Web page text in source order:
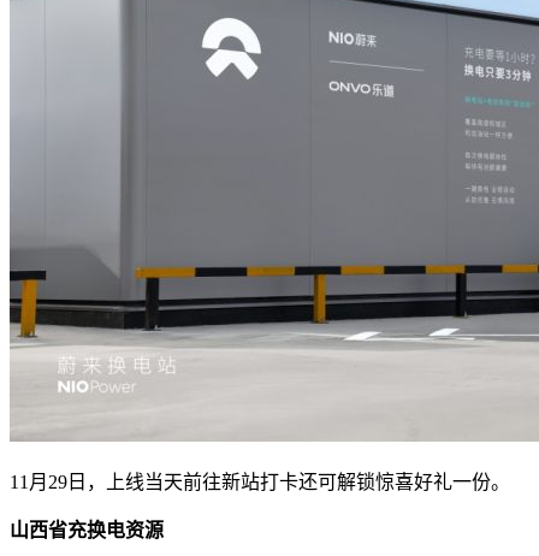
11月29日，上线当天前往新站打卡还可解锁惊喜好礼一份。
山西省充换电资源